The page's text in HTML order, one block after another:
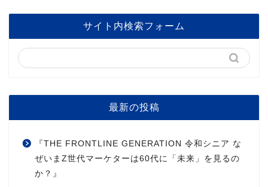
サイト内検索フォーム
最新の投稿
『THE FRONTLINE GENERATION 令和シニア な
ぜいまZ世代マーケターは60代に「未来」を見るの
か？』